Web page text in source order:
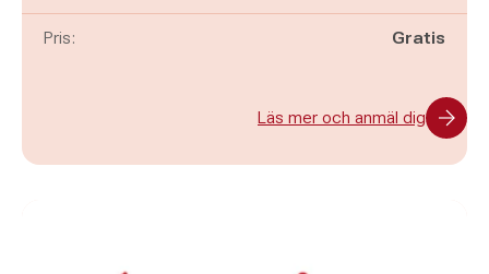
Pris: Gratis
Läs mer och anmäl dig